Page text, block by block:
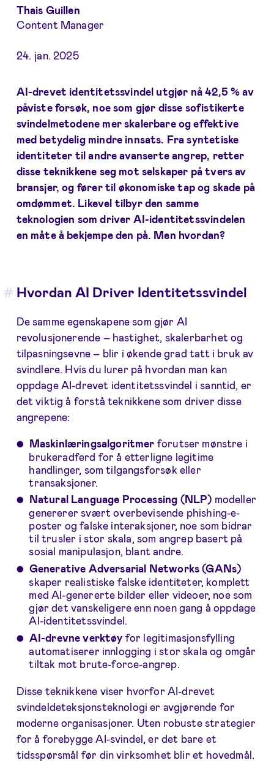
Thais Guillen
Content Manager
24. jan. 2025
AI-drevet identitetssvindel utgjør nå 42,5 % av
påviste forsøk, noe som gjør disse sofistikerte
svindelmetodene mer skalerbare og effektive
med betydelig mindre innsats. Fra syntetiske
identiteter til andre avanserte angrep, retter
disse teknikkene seg mot selskaper på tvers av
bransjer, og fører til økonomiske tap og skade på
omdømmet. Likevel tilbyr den samme
teknologien som driver AI-identitetssvindelen
en måte å bekjempe den på. Men hvordan?
Hvordan AI Driver Identitetssvindel
De samme egenskapene som gjør AI
revolusjonerende – hastighet, skalerbarhet og
tilpasningsevne – blir i økende grad tatt i bruk av
svindlere. Hvis du lurer på hvordan man kan
oppdage AI-drevet identitetssvindel i sanntid, er
det viktig å forstå teknikkene som driver disse
angrepene:
Maskinlæringsalgoritmer forutser mønstre i
brukeradferd for å etterligne legitime
handlinger, som tilgangsforsøk eller
transaksjoner.
Natural Language Processing (NLP) modeller
genererer svært overbevisende phishing-e-
poster og falske interaksjoner, noe som bidrar
til trusler i stor skala, som angrep basert på
sosial manipulasjon, blant andre.
Generative Adversarial Networks (GANs)
skaper realistiske falske identiteter, komplett
med AI-genererte bilder eller videoer, noe som
gjør det vanskeligere enn noen gang å oppdage
AI-identitetssvindel.
AI-drevne verktøy for legitimasjonsfylling
automatiserer innlogging i stor skala og omgår
tiltak mot brute-force-angrep.
Disse teknikkene viser hvorfor AI-drevet
svindeldeteksjonsteknologi er avgjørende for
moderne organisasjoner. Uten robuste strategier
for å forebygge AI-svindel, er det bare et
tidsspørsmål før din virksomhet blir et hovedmål.